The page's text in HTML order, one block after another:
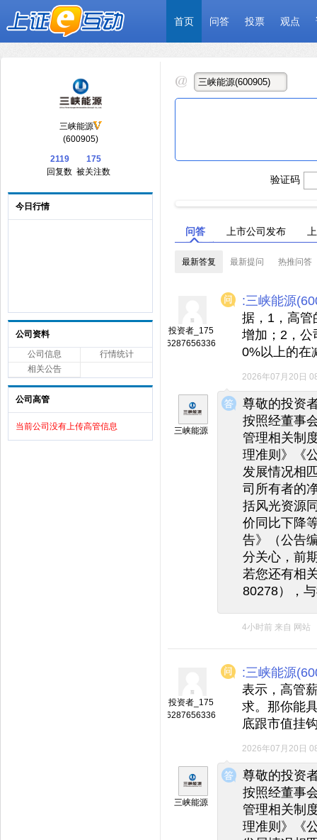
首页 问答 投票 观点
三峡能源
(600905)
2119
回复数
175
被关注数
今日行情
公司资料
公司信息
行情统计
相关公告
公司高管
当前公司没有上传高管信息
验证码
问答 上市公司发布
最新答复 最新提问 热推问答
投资者_175
6287656336
:三峡能源
据，1，高管
增加；2，公
0%以上的在
2026年07月20日
◆
◆
三峡能源
尊敬的投资
按照经董事
管理相关制
理准则》《
发展情况相
司所有者的
括风光资源
价同比下降
告》（公告
分关心，前
若您还有相
80278），
4小时前 来自 网站
投资者_175
6287656336
:三峡能源
表示，高管
求。那你能
底跟市值挂
2026年07月20日
◆
◆
三峡能源
尊敬的投资
按照经董事
管理相关制
理准则》《